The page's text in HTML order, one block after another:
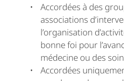
Accordées à des
associations
l’organisation
bonne foi pour
médecine ou des
Accordées